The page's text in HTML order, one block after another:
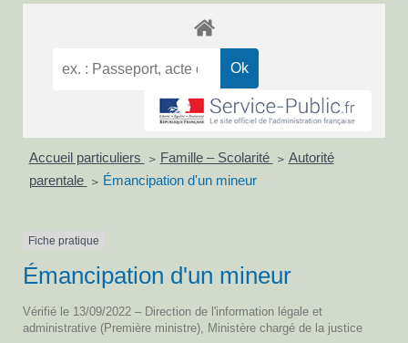
Accueil particuliers > Famille – Scolarité > Autorité
parentale
> Émancipation d'un mineur
Fiche pratique
Émancipation d'un mineur
Vérifié le 13/09/2022 – Direction de l'information légale et
administrative (Première ministre), Ministère chargé de la justice